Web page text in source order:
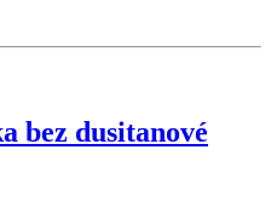
bez dusitanové